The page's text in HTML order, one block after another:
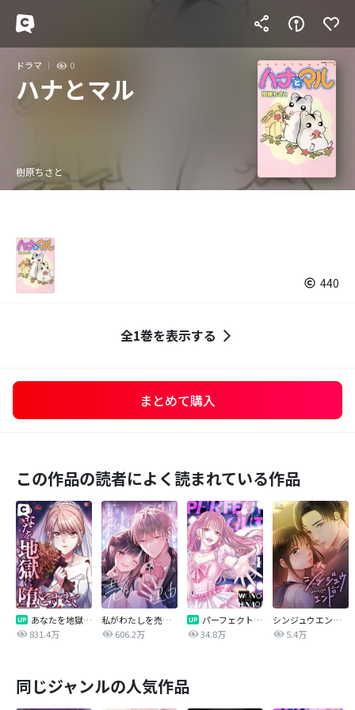
ドラマ 0
ハナとマル
樹原ちさと
440
全1巻を表示する
まとめて購入
この作品の読者によく読まれている作品
あなたを地獄に堕とすまで
831.4万
私がわたしを売る理由
606.2万
パーフェクトグリッター
34.8万
シンジュウエンド【タテヨミ】
5.4万
同じジャンルの人気作品